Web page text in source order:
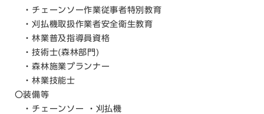
・チェーンソー作業従事者特別教育
・刈払機取扱作業者安全衛生教育
・林業普及指導員資格
・技術士(森林部門)
・森林施業プランナー
・林業技能士
〇装備等
・チェーンソー ・刈払機